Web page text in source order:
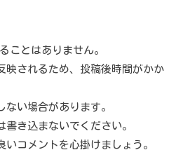
ことはありません。
映されるため、投稿後時間がかか
ない場合があります。
き込まないでください。
いコメントを心掛けましょう。